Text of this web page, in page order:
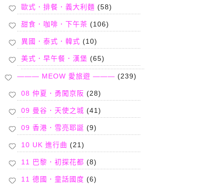
歐式．排餐．義大利麵 (58)
甜食．咖啡．下午茶 (106)
異國．泰式．韓式 (10)
美式．早午餐．漢堡 (65)
——— MEOW 愛旅遊 ——— (239)
08 仲夏．勇闖京阪 (28)
09 曼谷．天使之城 (41)
09 香港．雪亮耶誕 (9)
10 UK 進行曲 (21)
11 巴黎．初探花都 (8)
11 德國．童話國度 (6)